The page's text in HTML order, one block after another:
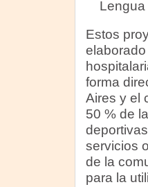
Estos
forma
Aires y el
50 % de
servicios
de la
para la